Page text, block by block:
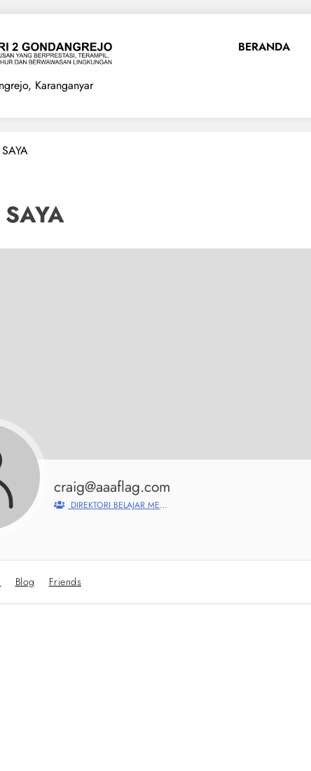
Karanganyar
BERANDA
craig@aaaflag.com
DIREKTORI BELAJAR MENGAJAR
Blog Friends